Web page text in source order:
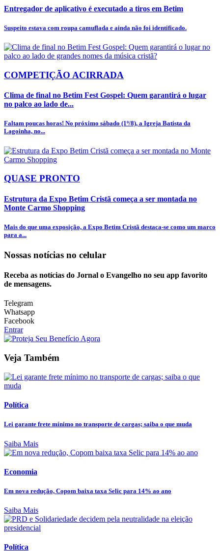
Entregador de aplicativo é executado a tiros em Betim
Suspeito estava com roupa camuflada e ainda não foi identificado.
COMPETIÇÃO ACIRRADA
Clima de final no Betim Fest Gospel: Quem garantirá o lugar
no palco ao lado de...
Faltam poucas horas! No próximo sábado (1º/8), a Igreja Batista da
Lagoinha, no...
QUASE PRONTO
Estrutura da Expo Betim Cristã começa a ser montada no
Monte Carmo Shopping
Mais do que uma exposição, a Expo Betim Cristã destaca-se como um marco
para a...
Nossas notícias no celular
Receba as notícias do Jornal o Evangelho no seu app favorito
de mensagens.
Telegram
Whatsapp
Facebook
Entrar
Veja Também
Política
Lei garante frete mínimo no transporte de cargas; saiba o que muda
Saiba Mais
Economia
Em nova redução, Copom baixa taxa Selic para 14% ao ano
Saiba Mais
Política